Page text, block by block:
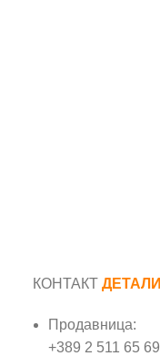
КОНТАКТ ДЕТАЛИ
Продавница:
+389 2 511 65 69